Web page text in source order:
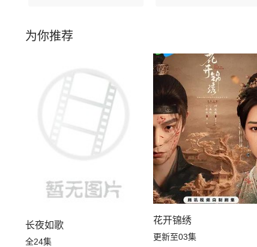
为你推荐
长夜如歌
全24集
花开锦绣
更新至03集